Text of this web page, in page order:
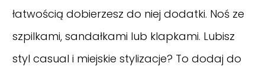
łatwością dobierzesz do niej dodatki. Noś ze
szpilkami, sandałkami lub klapkami. Lubisz
styl casual i miejskie stylizacje? To dodaj do